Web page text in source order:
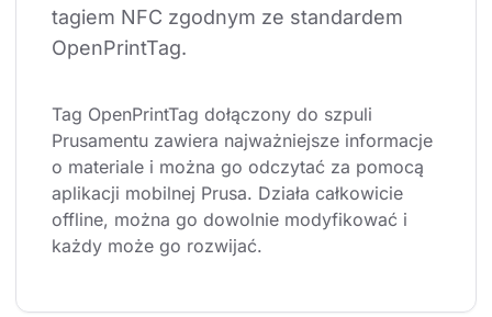
tagiem NFC zgodnym ze standardem
OpenPrintTag.
Tag OpenPrintTag dołączony do szpuli
Prusamentu zawiera najważniejsze informacje
o materiale i można go odczytać za pomocą
aplikacji mobilnej Prusa. Działa całkowicie
offline, można go dowolnie modyfikować i
każdy może go rozwijać.